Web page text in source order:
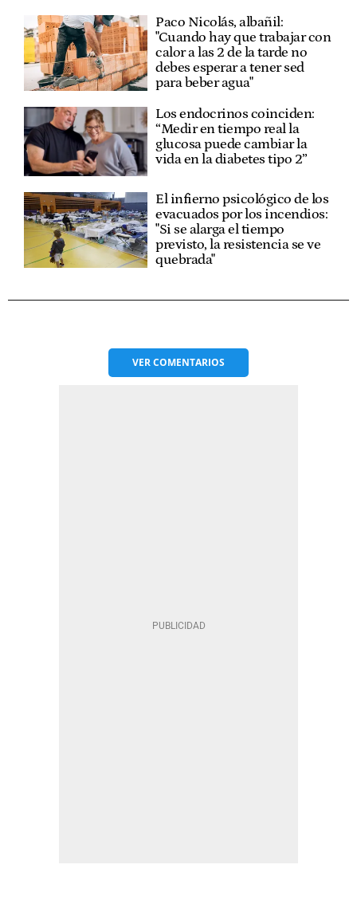
Paco Nicolás, albañil:
"Cuando hay que trabajar con
calor a las 2 de la tarde no
debes esperar a tener sed
para beber agua"
Los endocrinos coinciden:
“Medir en tiempo real la
glucosa puede cambiar la
vida en la diabetes tipo 2”
El infierno psicológico de los
evacuados por los incendios:
"Si se alarga el tiempo
previsto, la resistencia se ve
quebrada"
VERCOMENTARIOS